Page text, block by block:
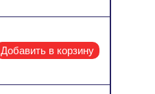
Добавить в корзину